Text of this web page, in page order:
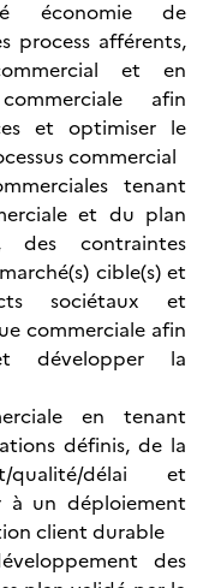
économie de
process afférents,
et en
afin
et optimiser le
commercial
tenant
et du plan
des contraintes
cible(s) et
sociétaux et
commerciale afin
développer la
en tenant
définis, de la
délai et
à un déploiement
client durable
des